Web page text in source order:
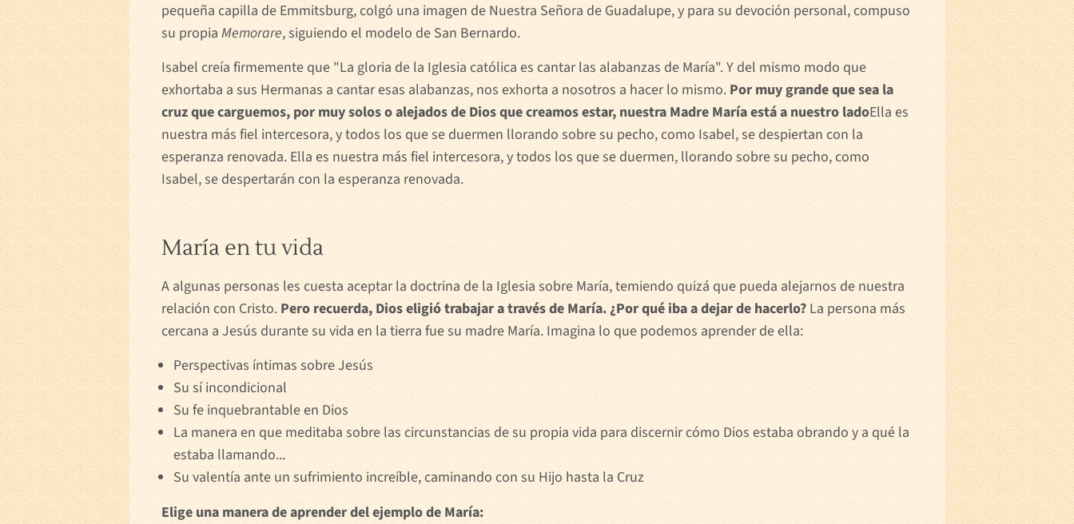
pequeña capilla de Emmitsburg, colgó una imagen de Nuestra Señora de Guadalupe, y para su devoción personal, compuso
su propiaMemorare, siguiendo el modelo de San Bernardo.
Isabel creía firmemente que "La gloria de la Iglesia católica es cantar las alabanzas de María". Y del mismo modo que
exhortaba a sus Hermanas a cantar esas alabanzas, nos exhorta a nosotros a hacer lo mismo. Por muy grande que sea la
cruz que carguemos, por muy solos o alejados de Dios que creamos estar, nuestra Madre María está a nuestro ladoElla es
nuestra más fiel intercesora, y todos los que se duermen llorando sobre su pecho, como Isabel, se despiertan con la
esperanza renovada. Ella es nuestra más fiel intercesora, y todos los que se duermen, llorando sobre su pecho, como
Isabel, se despertarán con la esperanza renovada.
María en tu vida
A algunas personas les cuesta aceptar la doctrina de la Iglesia sobre María, temiendo quizá que pueda alejarnos de nuestra
relación con Cristo.Pero recuerda, Dios eligió trabajar a través de María. ¿Por qué iba a dejar de hacerlo?La persona más
cercana a Jesús durante su vida en la tierra fue su madre María. Imagina lo que podemos aprender de ella:
Perspectivas íntimas sobre Jesús
Su sí incondicional
Su fe inquebrantable en Dios
La manera en que meditaba sobre las circunstancias de su propia vida para discernir cómo Dios estaba obrando y a qué la
estaba llamando...
Su valentía ante un sufrimiento increíble, caminando con su Hijo hasta la Cruz
Elige una manera de aprender del ejemplo de María: